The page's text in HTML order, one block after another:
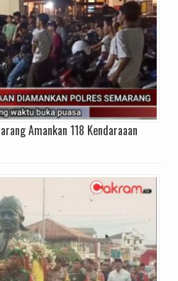
Amankan 118 Kendaraaan